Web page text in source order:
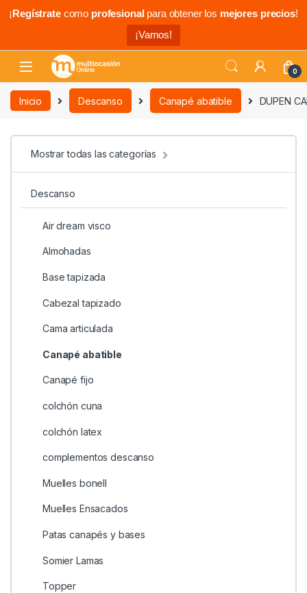
¡Regístratecomo profesionalpara obtener los mejores precios!
¡Vamos!
0
Inicio Descanso Canapé abatible DUPEN
Mostrar todas las categorías
Descanso
Air dream visco
Almohadas
Base tapizada
Cabezal tapizado
Cama articulada
Canapé abatible
Canapé fijo
colchón cuna
colchón latex
complementos descanso
Muelles bonell
Muelles Ensacados
Patas canapés y bases
Somier Lamas
Topper